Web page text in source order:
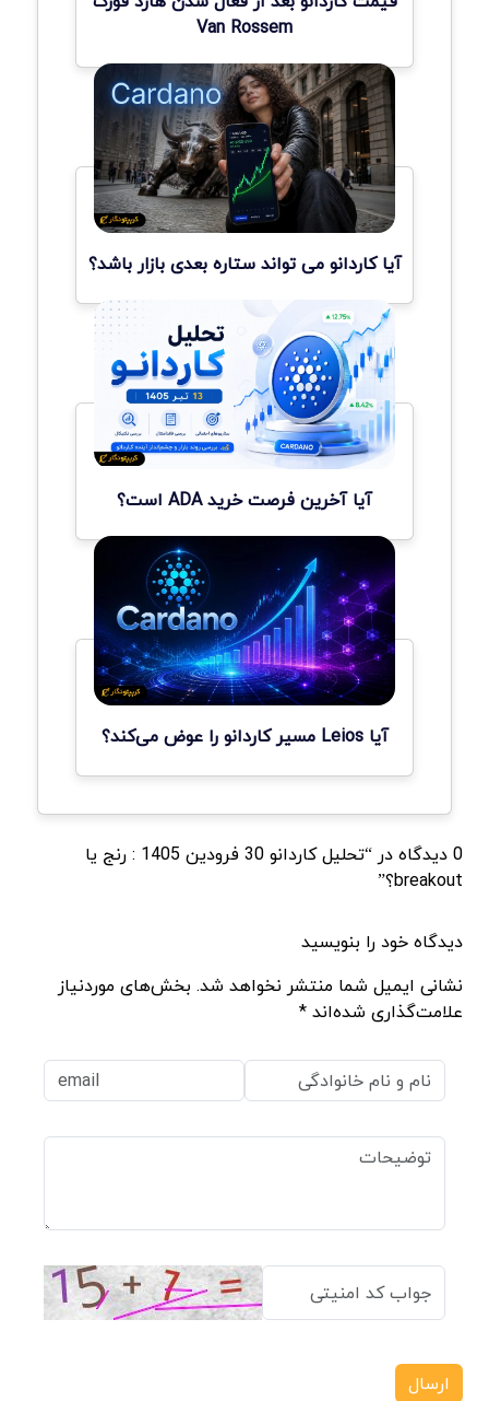
Van Rossem
آیا کاردانو می تواند ستاره بعدی بازار باشد؟
آیا آخرین فرصت خرید ADA است؟
آیا Leios مسیر کاردانو را عوض می‌کند؟
0 دیدگاه در “تحلیل کاردانو 30 فرودین 1405 : رنج یا
breakout؟”
دیدگاه خود را بنویسید
نشانی ایمیل شما منتشر نخواهد شد. بخش‌های موردنیاز
علامت‌گذاری شده‌اند *
ارسال